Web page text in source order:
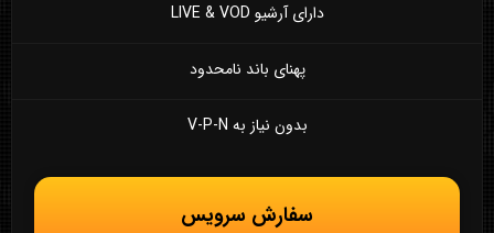
دارای آرشیو LIVE & VOD
پهنای باند نامحدود
بدون نیاز به V-P-N
سفارش سرویس